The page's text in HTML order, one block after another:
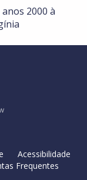
2000 à
Acessibilidade
Frequentes